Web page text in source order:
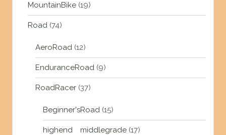
MountainBike(19)
Road (74)
AeroRoad (12)
EnduranceRoad (9)
RoadRacer(37)
Beginner'sRoad(15)
highend middlegrade(17)